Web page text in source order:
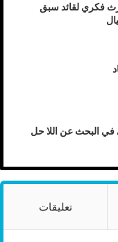
فكري لقائد سبق
في البحث عن اللا حل
تعليقات